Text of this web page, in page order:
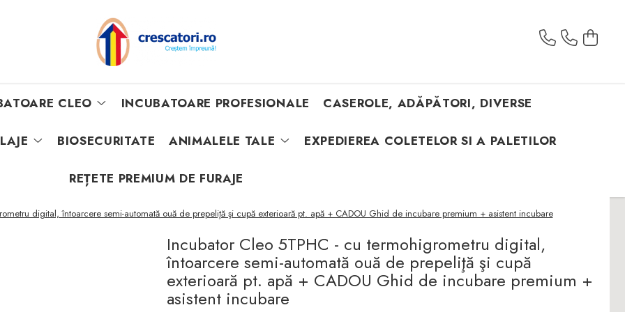
CLEO INCUBATOARE PROFESIONALE CASEROLE, ADĂPĂTORI, DIVERSE
BIOSECURITATE ANIMALELE TALE EXPEDIEREA COLETELOR SI A PALETILOR
REȚETE PREMIUM DE FURAJE
digital, întoarcere semi-automată ouă de prepeliţă şi cupă exterioară pt. apă + CADOU Ghid de incubare premium + asistent incubare
Incubator Cleo 5TPHC - cu termohigrometru digital,
întoarcere semi-automată ouă de prepeliţă şi cupă
exterioară pt. apă + CADOU Ghid de incubare premium +
asistent incubare